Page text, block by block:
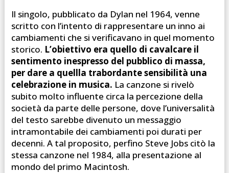
Il singolo, pubblicato da Dylan nel 1964, venne
scritto con l’intento di rappresentare un inno ai
cambiamenti che si verificavano in quel momento
storico. L’obiettivo era quello di cavalcare il
sentimento inespresso del pubblico di massa,
per dare a quellla trabordante sensibilità una
celebrazione in musica. La canzone si rivelò
subito molto influente circa la percezione della
società da parte delle persone, dove l’universalità
del testo sarebbe divenuto un messaggio
intramontabile dei cambiamenti poi durati per
decenni. A tal proposito, perfino Steve Jobs citò la
stessa canzone nel 1984, alla presentazione al
mondo del primo Macintosh.